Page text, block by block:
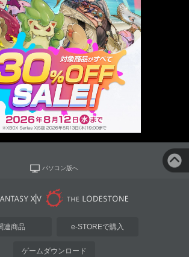
パソコン版へ
連商品 e-STOREで購入
ゲームダウンロード